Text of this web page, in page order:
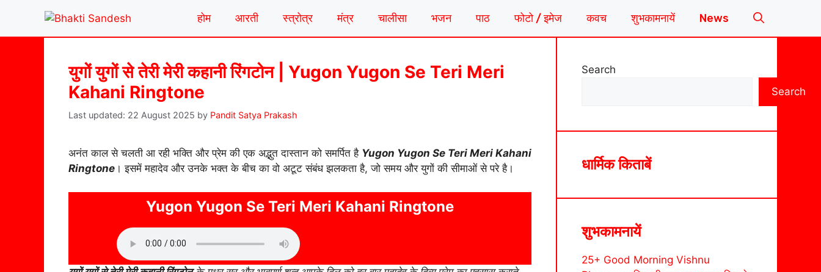
content
होम आरती स्त्रोत्र मंत्र चालीसा भजन पाठ फोटो / इमेज कवच शुभकामनायें News
युगों युगों से तेरी मेरी कहानी रिंगटोन | Yugon Yugon Se Teri Meri
Kahani Ringtone
22 August 2025 by Pandit Satya Prakash
अनंत काल से चलती आ रही भक्ति और प्रेम की एक अद्भुत दास्तान को समर्पित है Yugon Yugon Se Teri Meri Kahani
Ringtone । इसमें महादेव और उनके भक्त के बीच का वो अटूट संबंध झलकता है, जो समय और युगों की सीमाओं से परे है।
Yugon Yugon Se Teri Meri Kahani Ringtone
Search
Search
धार्मिक किताबें
शुभकामनायें
25+ Good Morning Vishnu